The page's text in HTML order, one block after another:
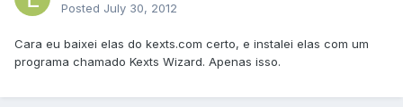
Posted July 30, 2012
Cara eu baixei elas do kexts.com certo, e instalei elas com um
programa chamado Kexts Wizard. Apenas isso.